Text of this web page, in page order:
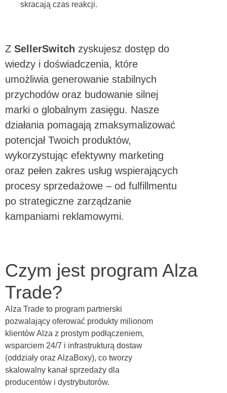
skracają czas reakcji.
Z SellerSwitch zyskujesz dostęp do
wiedzy i doświadczenia, które
umożliwia generowanie stabilnych
przychodów oraz budowanie silnej
marki o globalnym zasięgu. Nasze
działania pomagają zmaksymalizować
potencjał Twoich produktów,
wykorzystując efektywny marketing
oraz pełen zakres usług wspierających
procesy sprzedażowe – od fulfillmentu
po strategiczne zarządzanie
kampaniami reklamowymi.
Czym jest program Alza
Trade?
Alza Trade to program partnerski
pozwalający oferować produkty milionom
klientów Alza z prostym podłączeniem,
wsparciem 24/7 i infrastrukturą dostaw
(oddziały oraz AlzaBoxy), co tworzy
skalowalny kanał sprzedaży dla
producentów i dystrybutorów.